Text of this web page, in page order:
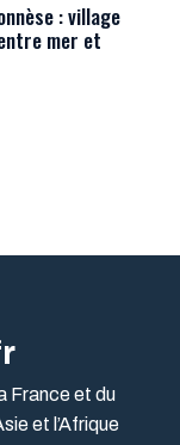
: village
mer et
France et du
et l’Afrique